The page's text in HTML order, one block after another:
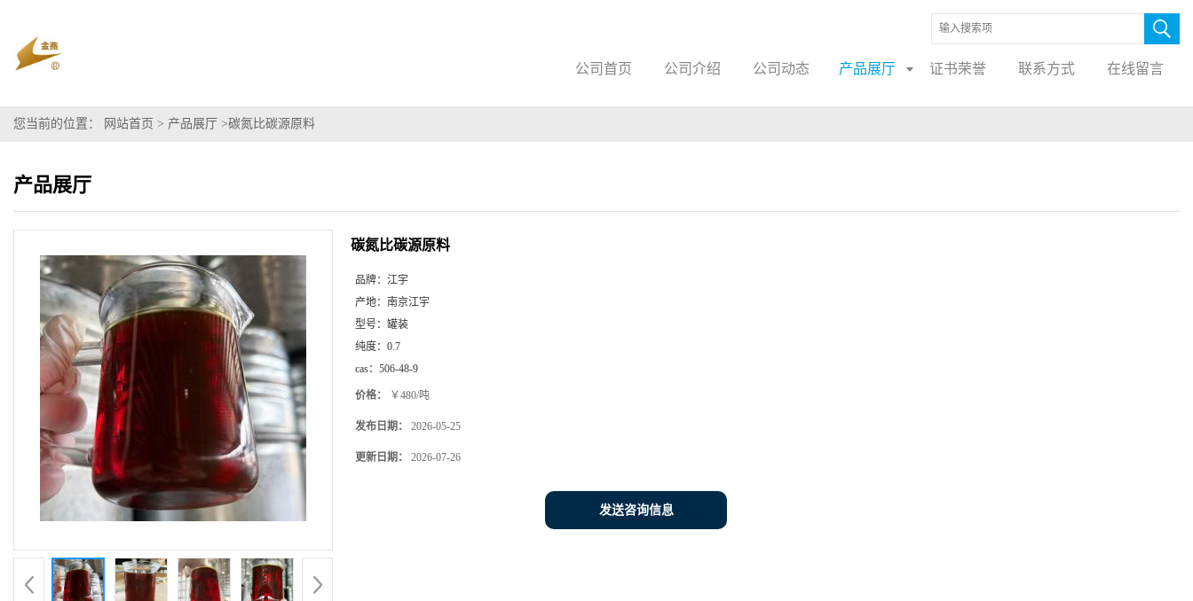
公司首页 公司介绍 公司动态 产品展厅 证书荣誉 联系方式 在线留言
您当前的位置： 网站首页 > 产品展厅 >碳氮比碳源原料
产品展厅
碳氮比碳源原料
品牌： 江宇
产地： 南京江宇
型号： 罐装
纯度： 0.7
cas： 506-48-9
价格： ￥480/吨
发布日期： 2026-05-25
更新日期： 2026-07-26
发送咨询信息